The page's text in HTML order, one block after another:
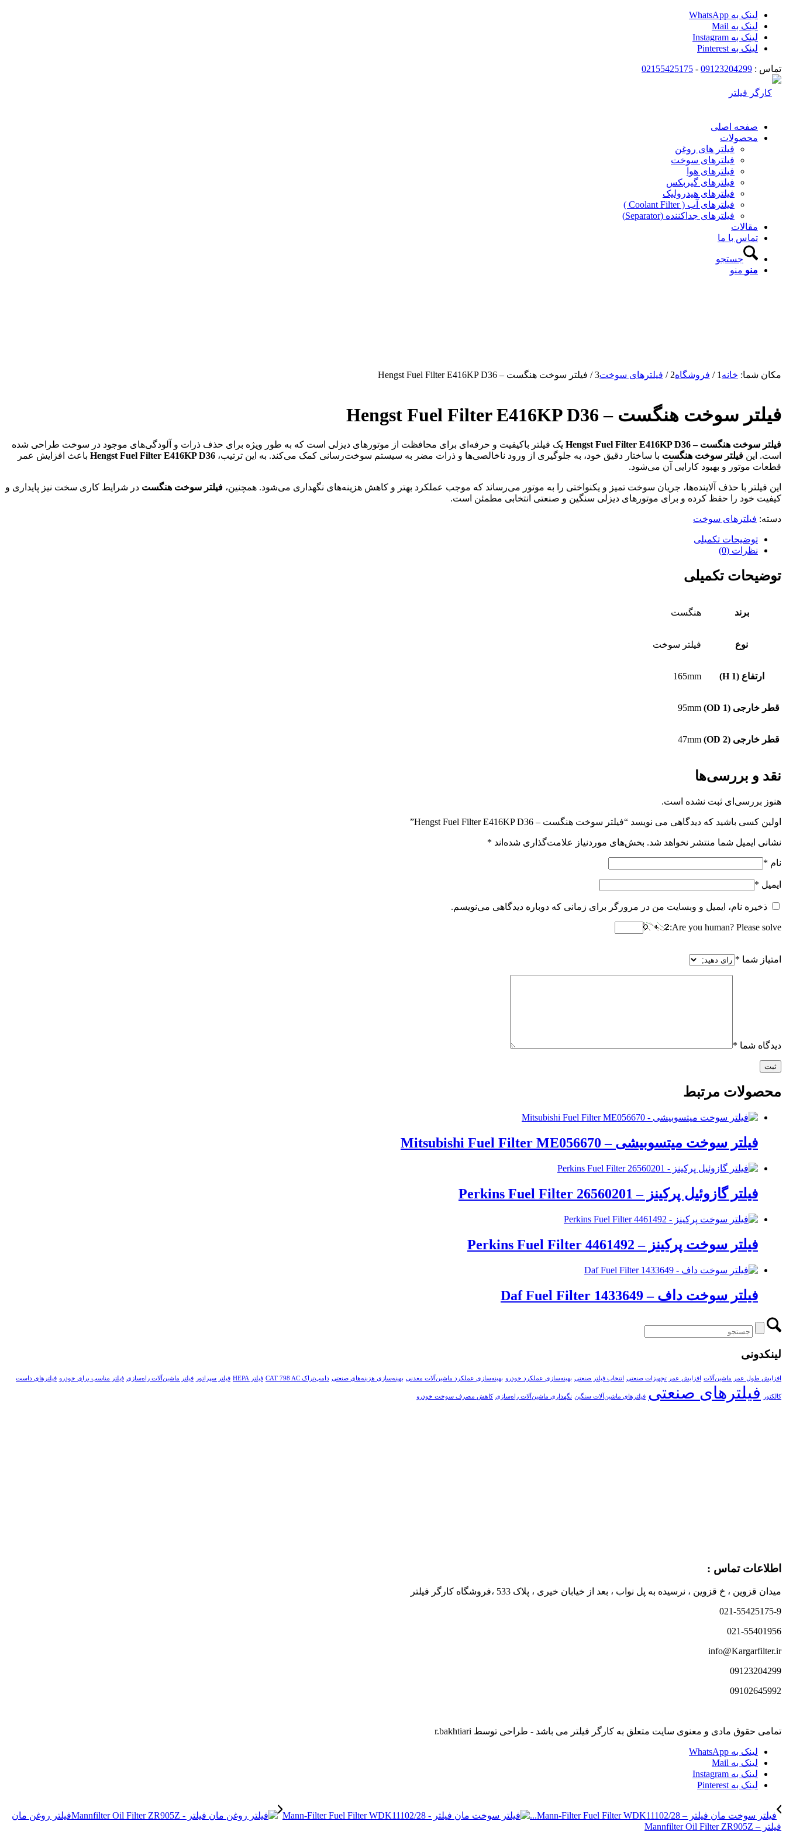
لینک به WhatsApp
لینک به Mail
لینک به Instagram
لینک به Pinterest
تماس : 09123204299
-
02155425175
صفحه اصلی
محصولات
فیلتر های روغن
فیلترهای سوخت
فیلترهای هوا
فیلترهای گیربکس
فیلترهای هیدرولیک
فیلترهای آب ( Coolant Filter )
فیلترهای جداکننده (Separator)
مقالات
تماس با ما
جستجو
منو منو
مکان شما: خانه 1
/ فروشگاه2
/ فیلترهای سوخت3
/ فیلتر سوخت هنگست – Hengst Fuel Filter E416KP D36
فیلتر سوخت هنگست – Hengst Fuel Filter E416KP D36
فیلتر سوخت هنگست – Hengst Fuel Filter E416KP D36
یک فیلتر باکیفیت و حرفه‌ای برای محافظت از موتورهای دیزلی است که به طور ویژه برای حذف ذرات و آلودگی‌های موجود در سوخت طراحی شده
است. این فیلتر سوخت هنگست با ساختار دقیق خود، به جلوگیری از ورود ناخالصی‌ها و ذرات مضر به سیستم سوخت‌رسانی کمک می‌کند. به این ترتیب، Hengst Fuel Filter E416KP D36 باعث افزایش عمر
قطعات موتور و بهبود کارایی آن می‌شود.
این فیلتر با حذف آلاینده‌ها، جریان سوخت تمیز و یکنواختی را به موتور می‌رساند که موجب عملکرد بهتر و کاهش هزینه‌های نگهداری می‌شود. همچنین، فیلتر سوخت هنگست در شرایط کاری سخت نیز پایداری و
کیفیت خود را حفظ کرده و برای موتورهای دیزلی سنگین و صنعتی انتخابی مطمئن است.
دسته: فیلترهای سوخت
توضیحات تکمیلی
نظرات (0)
توضیحات تکمیلی
برند هنگست
نوع فیلتر سوخت
ارتفاع (H 1) 165mm
قطر خارجی (OD 1) 95mm
قطر خارجی (OD 2) 47mm
نقد و بررسی‌ها
هنوز بررسی‌ای ثبت نشده است.
اولین کسی باشید که دیدگاهی می نویسد “فیلتر سوخت هنگست – Hengst Fuel Filter E416KP D36”
نشانی ایمیل شما منتشر نخواهد شد. بخش‌های موردنیاز علامت‌گذاری شده‌اند *
نام *
ایمیل *
ذخیره نام، ایمیل و وبسایت من در مرورگر برای زمانی که دوباره دیدگاهی می‌نویسم.
Are you human? Please solve:
امتیاز شما *
دیدگاه شما *
محصولات مرتبط
فیلتر سوخت میتسوبیشی – Mitsubishi Fuel Filter ME056670
فیلتر گازوئیل پرکینز – Perkins Fuel Filter 26560201
فیلتر سوخت پرکینز – Perkins Fuel Filter 4461492
فیلتر سوخت داف – Daf Fuel Filter 1433649
لینکدونی
افزایش طول عمر ماشین‌آلات افزایش عمر تجهیزات صنعتی انتخاب فیلتر صنعتی بهینه‌سازی عملکرد خودرو بهینه‌سازی عملکرد ماشین‌آلات معدنی بهینه‌سازی هزینه‌های صنعتی دامپ‌تراک CAT 798 AC فیلتر HEPA فیلتر سپراتور فیلتر ماشین‌آلات راه‌سازی فیلتر مناسب برای خودرو فیلترهای داست
کالکتور فیلترهای صنعتی فیلترهای ماشین‌آلات سنگین نگهداری ماشین‌آلات راه‌سازی کاهش مصرف سوخت خودرو
اطلاعات تماس :
میدان قزوین ، خ قزوین ، نرسیده به پل نواب ، بعد از خیابان خیری ، پلاک 533 ،فروشگاه کارگر فیلتر
021-55425175-9
021-55401956
info@Kargarfilter.ir
09123204299
09102645992
تمامی حقوق مادی و معنوی سایت متعلق به کارگر فیلتر می باشد - طراحی توسط r.bakhtiari
لینک به WhatsApp
لینک به Mail
لینک به Instagram
لینک به Pinterest
فیلتر سوخت مان فیلتر – Mann-Filter Fuel Filter WDK11102/28...
فیلتر روغن مان
فیلتر – Mannfilter Oil Filter ZR905Z